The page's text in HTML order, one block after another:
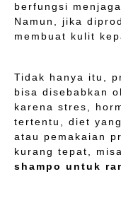
berfungsi
Namun, jika
membuat kulit
Tidak hanya itu,
bisa disebabkan
karena stres,
tertentu, diet
atau pemakaian
kurang tepat,
shampo untuk